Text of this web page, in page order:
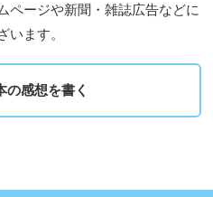
ページや新聞・雑誌広告などに
います。
の感想を書く